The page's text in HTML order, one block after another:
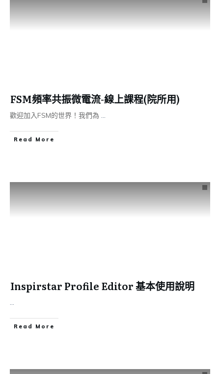
FSM頻率共振微電流-線上課程(院所用)
歡迎加入FSM的世界！我們為 ...
Read More
Inspirstar Profile Editor 基本使用說明
...
Read More